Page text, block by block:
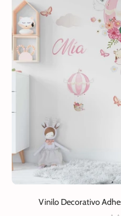
Vinilo Decorativo